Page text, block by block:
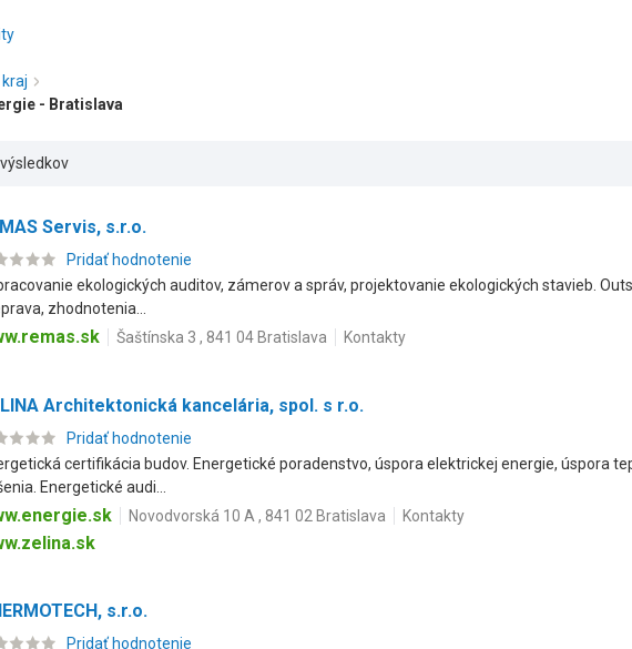
- Bratislava
Servis, s.r.o.
Pridať hodnotenie
ekologických auditov, zámerov a správ, projektovanie ekologických stavieb.
zhodnotenia...
Šaštínska 3 , 841 04 Bratislava Kontakty
Architektonická kancelária, spol. s r.o.
Pridať hodnotenie
certifikácia budov. Energetické poradenstvo, úspora elektrickej energie, úspora
Energetické audi...
Novodvorská 10 A , 841 02 Bratislava Kontakty
s.r.o.
Pridať hodnotenie